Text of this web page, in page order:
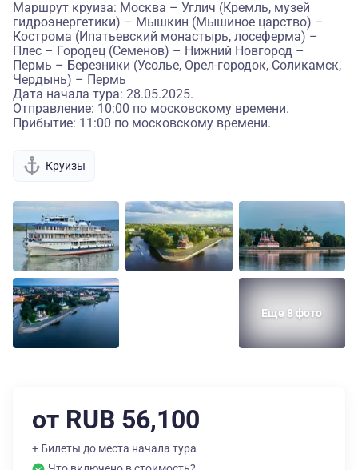
Маршрут круиза: Москва – Углич (Кремль, музей
гидроэнергетики) – Мышкин (Мышиное царство) –
Кострома (Ипатьевский монастырь, лосеферма) –
Плес – Городец (Семенов) – Нижний Новгород –
Пермь – Березники (Усолье, Орел-городок, Соликамск,
Чердынь) – Пермь
Дата начала тура: 28.05.2025.
Отправление: 10:00 по московскому времени.
Прибытие: 11:00 по московскому времени.
Круизы
Еще 8 фото
от RUB 56,100
+ Билеты до места начала тура